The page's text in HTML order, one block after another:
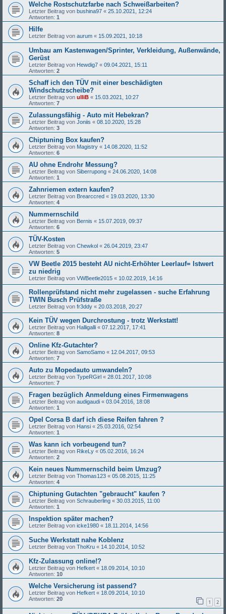
Welche Rostschutzfarbe nach Schweißarbeiten?
Letzter Beitrag von bushina97 « 25.10.2021, 12:24
Antworten: 1
Hilfe
Letzter Beitrag von aurum « 15.09.2021, 10:18
Umbau am Kastenwagen/Sprinter, Verkleidung, Außenwände,
Gerüst
Letzter Beitrag von Hewdig7 « 09.04.2021, 15:11
Antworten: 2
Schaff ich den TÜV mit einer beschädigten
Windschutzscheibe?
Letzter Beitrag von ulliB « 15.03.2021, 10:27
Antworten: 7
Zulassungsfähig - Auto mit Hebekran?
Letzter Beitrag von Joniis « 08.10.2020, 15:28
Antworten: 3
Chiptuning Box kaufen?
Letzter Beitrag von Magistry « 14.08.2020, 11:52
Antworten: 6
AU ohne Endrohr Messung?
Letzter Beitrag von Siberrupong « 24.06.2020, 14:08
Antworten: 1
Zahnriemen extern kaufen?
Letzter Beitrag von Brearccred « 19.03.2020, 13:30
Antworten: 4
Nummernschild
Letzter Beitrag von Bernis « 15.07.2019, 09:37
Antworten: 6
TÜV-Kosten
Letzter Beitrag von Chewkol « 26.04.2019, 23:47
Antworten: 5
VW Beetle 2015 besteht AU nicht-Erhöhter Leerlauf= Istwert
zu niedrig
Letzter Beitrag von VWBeetle2015 « 10.02.2019, 14:16
Rollenprüfstand nicht mehr zugelassen - suche Erfahrung
TWIN Busch Prüfstraße
Letzter Beitrag von fr3ddy « 20.03.2018, 20:27
Kein TÜV wegen Durchrostung - trotz Werkstatt!
Letzter Beitrag von Halligalli « 07.12.2017, 17:41
Antworten: 8
Online Kfz-Gutachter?
Letzter Beitrag von SamoSamo « 12.04.2017, 09:53
Antworten: 7
Auto zu Mopedauto umwandeln?
Letzter Beitrag von TypeRGirl « 28.01.2017, 10:08
Antworten: 7
Fragen bezüglich Anmeldung eines Firmenwagens
Letzter Beitrag von audigaudi « 03.04.2016, 18:08
Antworten: 1
Opel Corsa B darf ich diese Reifen fahren ?
Letzter Beitrag von Hansi « 25.03.2016, 02:54
Antworten: 1
Was kann ich vorbeugend tun?
Letzter Beitrag von RikeLy « 05.02.2016, 16:24
Antworten: 2
Kein neues Nummernschild beim Umzug?
Letzter Beitrag von Thomas123 « 05.08.2015, 11:25
Antworten: 4
Chiptuning Gutachten "gebraucht" kaufen ?
Letzter Beitrag von Schrauberling « 30.03.2015, 11:00
Antworten: 1
Inspektion später machen?
Letzter Beitrag von icke1980 « 18.11.2014, 14:56
Suche Werkstatt nahe Koblenz
Letzter Beitrag von ThoKru « 14.10.2014, 10:52
Kfz-Zulassung online!?
Letzter Beitrag von Hefkert « 18.09.2014, 10:10
Antworten: 10
Welche Versicherung ist passend?
Letzter Beitrag von Hefkert « 18.09.2014, 10:10
Antworten: 20 1 2